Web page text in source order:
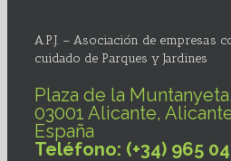
A.P.J. – Asociación de empresas
cuidado de Parques y Jardines
Plaza de la
03001 Alicante,
España
Teléfono: (+34) 965